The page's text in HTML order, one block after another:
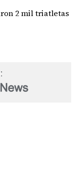
2 mil triatletas